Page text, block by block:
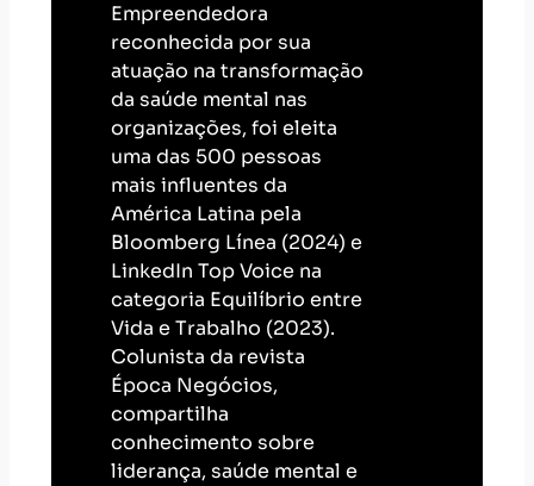
Empreendedora
reconhecida por sua
atuação na transformação
da saúde mental nas
organizações, foi eleita
uma das 500 pessoas
mais influentes da
América Latina pela
Bloomberg Línea (2024) e
LinkedIn Top Voice na
categoria Equilíbrio entre
Vida e Trabalho (2023).
Colunista da revista
Época Negócios,
compartilha
conhecimento sobre
liderança, saúde mental e